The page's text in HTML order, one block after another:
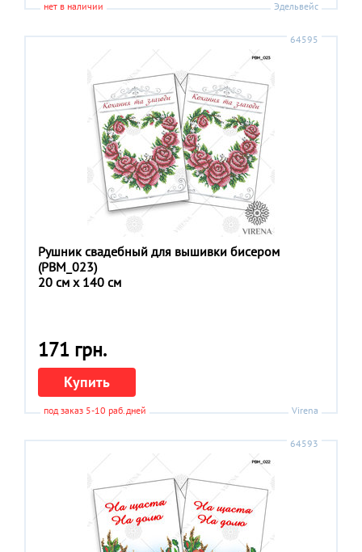
нет в наличии Эдельвейс
64595
Рушник свадебный для вышивки бисером
(РВМ_023)
20 см x 140 см
171 грн.
Купить
под заказ 5-10 раб.дней Virena
64593